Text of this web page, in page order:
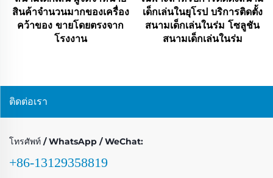
สินค้าจำนวนมากของเครื่อง
คว้าของ ขายโดยตรงจาก
โรงงาน
เด็กเล่นในยุโรป บริการติดตั้ง
สนามเด็กเล่นในร่ม โซลูชัน
สนามเด็กเล่นในร่ม
ติดต่อเรา
โทรศัพท์ / WhatsApp / WeChat:
+86-13129358819